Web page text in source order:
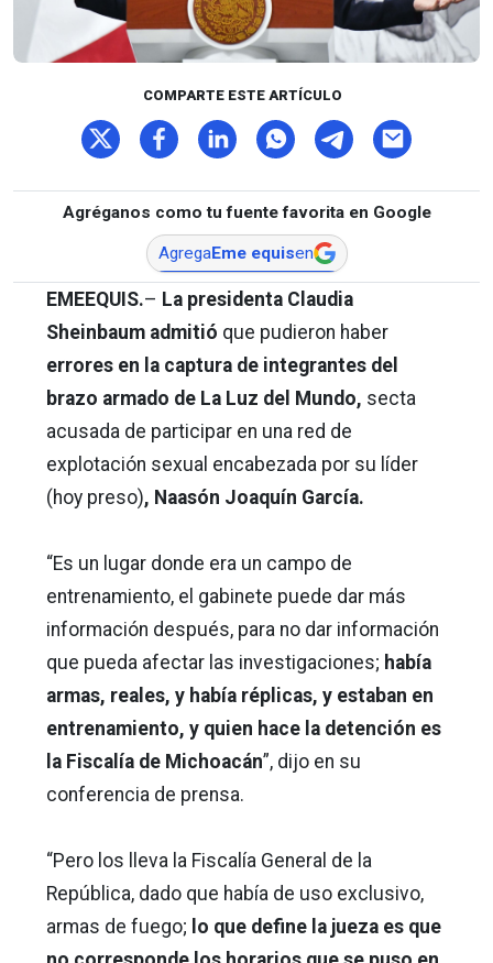
COMPARTE ESTE ARTÍCULO
Agréganos como tu fuente favorita en Google
AgregaEme equisen
EMEEQUIS.– La presidenta Claudia
Sheinbaum admitió que pudieron haber
errores en la captura de integrantes del
brazo armado de La Luz del Mundo, secta
acusada de participar en una red de
explotación sexual encabezada por su líder
(hoy preso), Naasón Joaquín García.
“Es un lugar donde era un campo de
entrenamiento, el gabinete puede dar más
información después, para no dar información
que pueda afectar las investigaciones; había
armas, reales, y había réplicas, y estaban en
entrenamiento, y quien hace la detención es
la Fiscalía de Michoacán”, dijo en su
conferencia de prensa.
“Pero los lleva la Fiscalía General de la
República, dado que había de uso exclusivo,
armas de fuego; lo que define la jueza es que